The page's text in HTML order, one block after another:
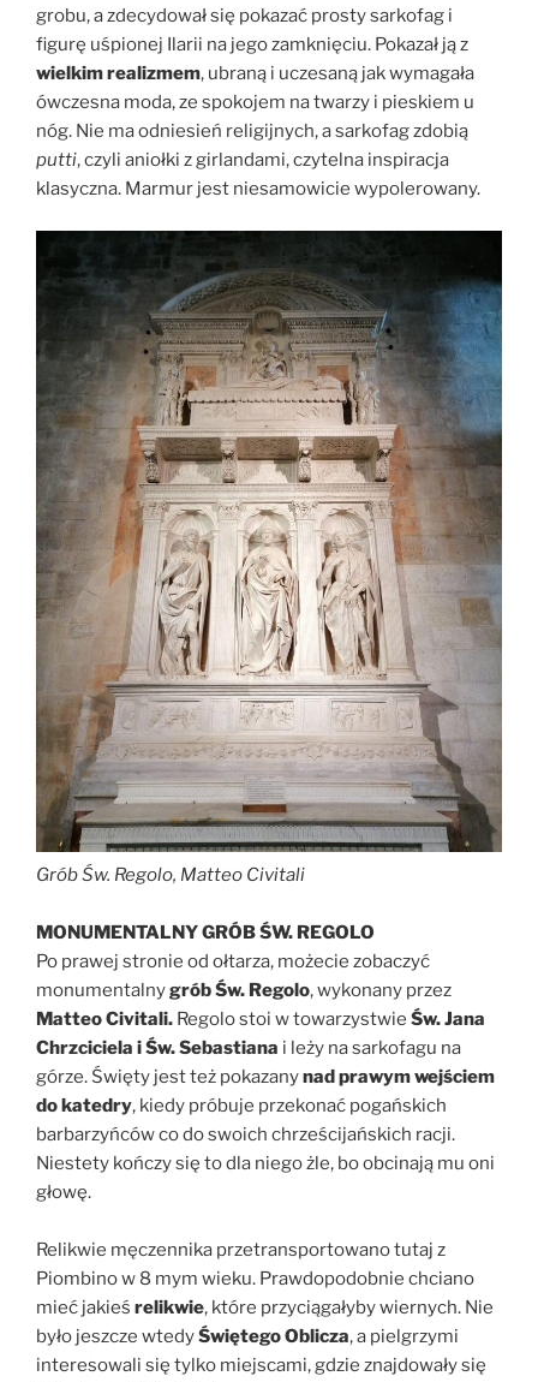
grobu, a zdecydował się pokazać prosty sarkofag i
figurę uśpionej Ilarii na jego zamknięciu. Pokazał ją z
wielkim realizmem, ubraną i uczesaną jak wymagała
ówczesna moda, ze spokojem na twarzy i pieskiem u
nóg. Nie ma odniesień religijnych, a sarkofag zdobią
putti, czyli aniołki z girlandami, czytelna inspiracja
klasyczna. Marmur jest niesamowicie wypolerowany.
Grób Św. Regolo, Matteo Civitali
MONUMENTALNYGRÓB ŚW. REGOLO
Po prawej stronie od ołtarza, możecie zobaczyć
monumentalnygrób Św. Regolo, wykonany przez
Matteo Civitali. Regolo stoi w towarzystwie Św. Jana
Chrzciciela i Św. Sebastiana i leży na sarkofagu na
górze. Święty jest też pokazanynad prawym wejściem
do katedry, kiedy próbuje przekonać pogańskich
barbarzyńców co do swoich chrześcijańskich racji.
Niestety kończy się to dla niego żle, bo obcinają mu oni
głowę.
Relikwie męczennika przetransportowano tutaj z
Piombino w 8 mym wieku. Prawdopodobnie chciano
mieć jakieś relikwie, które przyciągałyby wiernych. Nie
było jeszcze wtedyŚwiętego Oblicza, a pielgrzymi
interesowali się tylko miejscami, gdzie znajdowały się